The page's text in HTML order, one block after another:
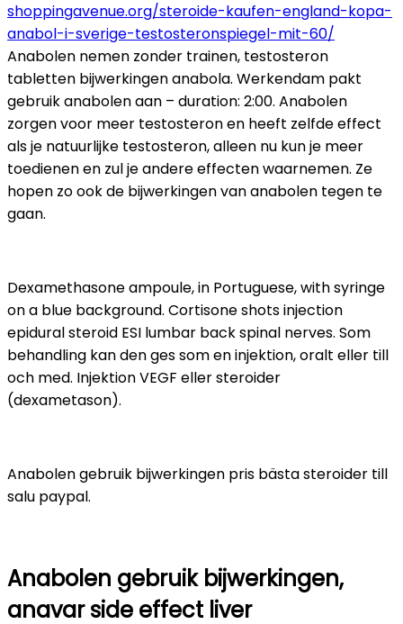
shoppingavenue.org/steroide-kaufen-england-kopa-
anabol-i-sverige-testosteronspiegel-mit-60/
Anabolen nemen zonder trainen, testosteron
tabletten bijwerkingen anabola. Werkendam pakt
gebruik anabolen aan – duration: 2:00. Anabolen
zorgen voor meer testosteron en heeft zelfde effect
als je natuurlijke testosteron, alleen nu kun je meer
toedienen en zul je andere effecten waarnemen. Ze
hopen zo ook de bijwerkingen van anabolen tegen te
gaan.
Dexamethasone ampoule, in Portuguese, with syringe
on a blue background. Cortisone shots injection
epidural steroid ESI lumbar back spinal nerves. Som
behandling kan den ges som en injektion, oralt eller till
och med. Injektion VEGF eller steroider
(dexametason).
Anabolen gebruik bijwerkingen pris bästa steroider till
salu paypal.
Anabolen gebruik bijwerkingen,
anavar side effect liver